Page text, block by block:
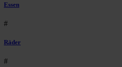
Essen
#
Räder
#